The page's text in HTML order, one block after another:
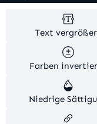
Alle Preise
© 2026 MKV24 –
Text
Farben
Niedrige